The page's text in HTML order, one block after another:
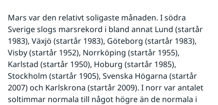
Mars var den relativt soligaste månaden. I södra
Sverige slogs marsrekord i bland annat Lund (startår
1983), Växjö (startår 1983), Göteborg (startår 1983),
Visby (startår 1952), Norrköping (startår 1955),
Karlstad (startår 1950), Hoburg (startår 1985),
Stockholm (startår 1905), Svenska Högarna (startår
2007) och Karlskrona (startår 2009). I norr var antalet
soltimmar normala till något högre än de normala i